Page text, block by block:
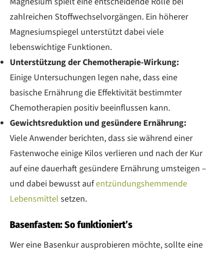
zahlreichen Stoffwechselvorgängen. Ein höherer
Magnesiumspiegel unterstützt dabei viele
lebenswichtige Funktionen.
Unterstützung der Chemotherapie-Wirkung:
Einige Untersuchungen legen nahe, dass eine
basische Ernährung die Effektivität bestimmter
Chemotherapien positiv beeinflussen kann.
Gewichtsreduktion und gesündere Ernährung:
Viele Anwender berichten, dass sie während einer
Fastenwoche einige Kilos verlieren und nach der Kur
auf eine dauerhaft gesündere Ernährung umsteigen –
und dabei bewusst aufentzündungshemmende
Lebensmittel setzen.
Basenfasten: So funktioniert’s
Wer eine Basenkur ausprobieren möchte, sollte eine